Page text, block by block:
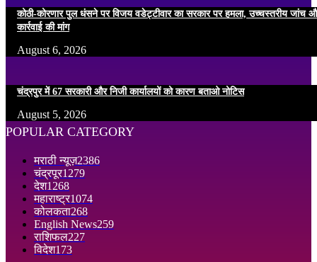
कोठी-कोरणार पुल धंसने पर विजय वडेट्टीवार का सरकार पर हमला, उच्चस्तरीय जांच
कार्रवाई की मांग
August 6, 2026
चंद्रपुर में 67 सरकारी और निजी कार्यालयों को कारण बताओ नोटिस
August 5, 2026
POPULAR CATEGORY
मराठी न्यूज़2386
चंद्रपूर1279
देश1268
महाराष्ट्र1074
कोलकता268
English News259
राशिफल227
विदेश173